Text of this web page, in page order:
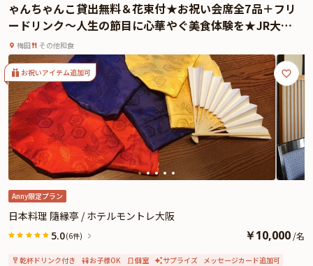
上がったお食事の数々をお楽しみください。
最高のロケーションと、美味しいお食事でごゆっくりとお祝いのひと時をお過
ごしください。
ゃんちゃんこ貸出無料＆花束付★お祝い会席全7品＋フリ
ードリンク〜人生の節目に心華やぐ美食体験を★JR大阪
駅徒歩3分・ホテルモントレ大阪
梅田 その他和食
お祝いアイテム追加可
Anny限定プラン
日本料理 隨縁亭 / ホテルモントレ大阪
5.0(6件) ￥10,000 /名
乾杯ドリンク付き お子様OK 個室 サプライズ メッセージカード追加可